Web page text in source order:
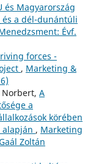
és Magyarország
a dél-dunántúli
Évf.
forces -
, Marketing &
Norbert, A
a
körében
, Marketing
Zoltán